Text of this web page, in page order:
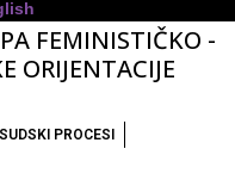
FEMINISTIČKO -
ORIJENTACIJE
SUDSKI PROCESI